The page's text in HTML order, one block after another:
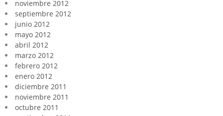
noviembre 2012
septiembre 2012
junio 2012
mayo 2012
abril 2012
marzo 2012
febrero 2012
enero 2012
diciembre 2011
noviembre 2011
octubre 2011